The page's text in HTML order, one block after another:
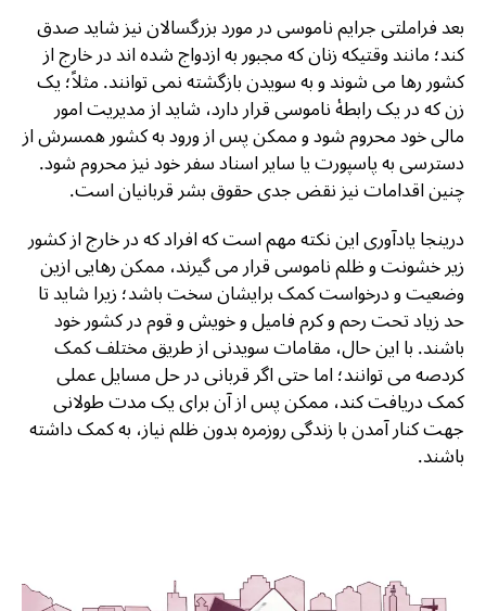
بعد فراملتی جرایم ناموسی در مورد بزرگسالان نیز شاید صدق
کند؛ مانند وقتیکه زنان که مجبور به ازدواج شده اند در خارج از
کشور رها می شوند و به سویدن بازگشته نمی توانند. مثلاً؛ یک
زن که در یک رابطۀ ناموسی قرار دارد، شاید از مدیریت امور
مالی خود محروم شود و ممکن پس از ورود به کشور همسرش از
دسترسی به پاسپورت یا سایر اسناد سفر خود نیز محروم شود.
چنین اقدامات نیز نقض جدی حقوق بشر قربانیان است.
درینجا یادآوری این نکته مهم است که افراد که در خارج از کشور
زیر خشونت و ظلم ناموسی قرار می گیرند، ممکن رهایی ازین
وضعیت و درخواست کمک برایشان سخت باشد؛ زیرا شاید تا
حد زیاد تحت رحم و کرم فامیل و خویش و قوم در کشور خود
باشند. با این حال، مقامات سویدنی از طریق مختلف کمک
کردصه می توانند؛ اما حتی اگر قربانی در حل مسایل عملی
کمک دریافت کند، ممکن پس از آن برای یک مدت طولانی
جهت کنار آمدن با زندگی روزمره بدون ظلم نیاز، به کمک داشته
باشند.